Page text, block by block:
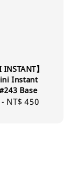
INSTANT】
Instant
Base
- NT$ 450